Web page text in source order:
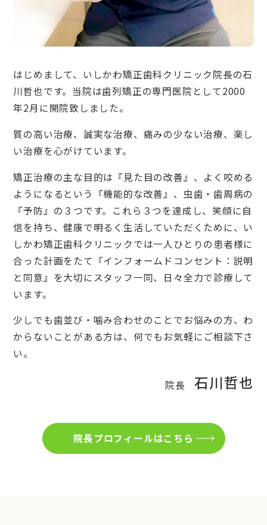
はじめまして、いしかわ矯正歯科クリニック院長の石
川哲也です。当院は歯列矯正の専門医院として2000
年2月に開院致しました。
質の高い治療、誠実な治療、痛みの少ない治療、楽し
い治療を心がけています。
矯正治療の主な目的は『見た目の改善』、よく咬める
ようになるという『機能的な改善』、虫歯・歯周病の
『予防』の３つです。これら３つを達成し、笑顔に自
信を持ち、健康で明るく生活していただくために、い
しかわ矯正歯科クリニックでは一人ひとりの患者様に
合った計画をたて『インフォームドコンセント：説明
と同意』を大切にスタッフ一同、日々全力で診療して
います。
少しでも歯並び・噛み合わせのことでお悩みの方、わ
からないことがある方は、何でもお気軽にご相談下さ
い。
院長 石川哲也
院長プロフィールはこちら